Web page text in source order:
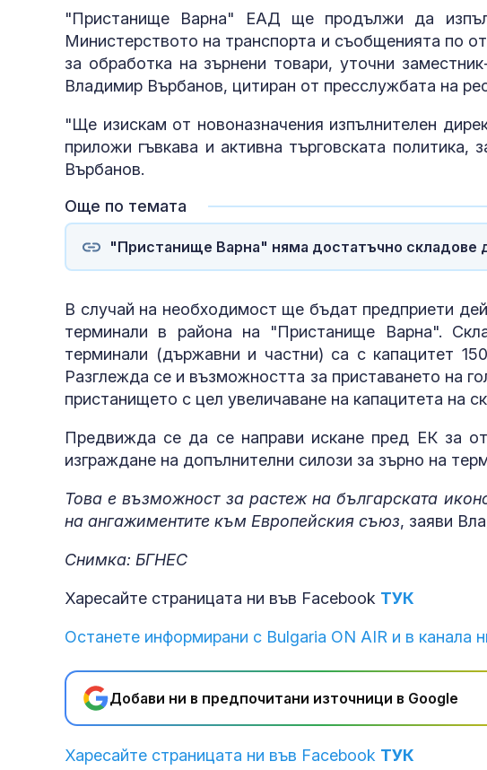
"Пристанище Варна" ЕАД ще продължи да
Министерството на транспорта и съобщенията по
за обработка на зърнени товари, уточни
Владимир Върбанов, цитиран от пресслужбата на
"Ще изискам от новоназначения изпълнителен
приложи гъвкава и активна търговската
Върбанов.
Още по темата
"Пристанище Варна" няма достатъчно складове
В случай на необходимост ще бъдат предприети
терминали в района на "Пристанище Варна".
терминали (държавни и частни) са с капацитет
Разглежда се и възможността за приставането на
пристанището с цел увеличаване на капацитета на
Предвижда се да се направи искане пред ЕК за
изграждане на допълнителни силози за зърно на
Това е възможност за растеж на българската
на ангажиментите към Европейския съюз, заяви
Снимка: БГНЕС
Харесайте страницата ни във Facebook ТУК
Останете информирани с Bulgaria ON AIR и в канала
Добави ни в предпочитани източници в Google
Харесайте страницата ни във Facebook ТУК